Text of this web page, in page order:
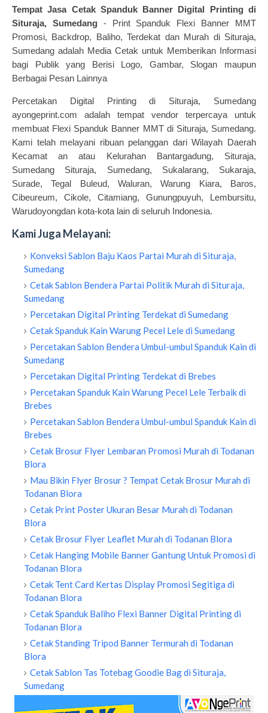
Tempat Jasa Cetak Spanduk Banner Digital Printing di
Situraja, Sumedang- Print Spanduk Flexi Banner MMT
Promosi, Backdrop, Baliho, Terdekat dan Murah di Situraja,
Sumedang adalah Media Cetak untuk Memberikan Informasi
bagi Publik yang Berisi Logo, Gambar, Slogan maupun
Berbagai Pesan Lainnya
Percetakan Digital Printing di Situraja, Sumedang
ayongeprint.com adalah tempat vendor terpercaya untuk
membuat Flexi Spanduk Banner MMT di Situraja, Sumedang.
Kami telah melayani ribuan pelanggan dari Wilayah Daerah
Kecamat an atau Kelurahan Bantargadung, Situraja,
Sumedang Situraja, Sumedang, Sukalarang, Sukaraja,
Surade, Tegal Buleud, Waluran, Warung Kiara, Baros,
Cibeureum, Cikole, Citamiang, Gunungpuyuh, Lembursitu,
Warudoyongdan kota-kota lain di seluruh Indonesia.
Kami Juga Melayani:
Konveksi Sablon Baju Kaos Partai Murah di Situraja,
Sumedang
Cetak Sablon Bendera Partai Politik Murah di Situraja,
Sumedang
Percetakan Digital Printing Terdekat di Sumedang
Cetak Spanduk Kain Warung Pecel Lele di Sumedang
Percetakan Sablon Bendera Umbul-umbul Spanduk Kain di
Sumedang
Percetakan Digital Printing Terdekat di Brebes
Percetakan Spanduk Kain Warung Pecel Lele Terbaik di
Brebes
Percetakan Sablon Bendera Umbul-umbul Spanduk Kain di
Brebes
Cetak Brosur Flyer Lembaran Promosi Murah di Todanan
Blora
Mau Bikin Flyer Brosur ? Tempat Cetak Brosur Murah di
Todanan Blora
Cetak Print Poster Ukuran Besar Murah di Todanan
Blora
Cetak Brosur Flyer Leaflet Murah di Todanan Blora
Cetak Hanging Mobile Banner Gantung Untuk Promosi di
Todanan Blora
Cetak Tent Card Kertas Display Promosi Segitiga di
Todanan Blora
Cetak Spanduk Baliho Flexi Banner Digital Printing di
Todanan Blora
Cetak Standing Tripod Banner Termurah di Todanan
Blora
Cetak Sablon Tas Totebag Goodie Bag di Situraja,
Sumedang